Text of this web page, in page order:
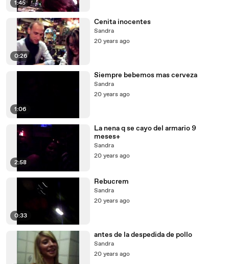
1:45
0:26
Cenita inocentes
Sandra
20 years ago
1:06
Siempre bebemos mas cerveza
Sandra
20 years ago
2:58
La nena q se cayo del armario 9
meses+
Sandra
20 years ago
0:33
Rebucrem
Sandra
20 years ago
antes de la despedida de pollo
Sandra
20 years ago